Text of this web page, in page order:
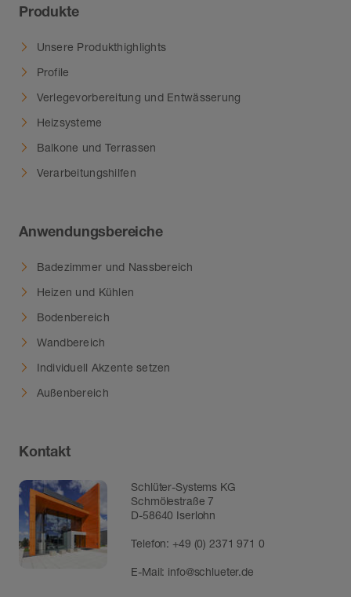
Produkte
Unsere Produkthighlights
Profile
Verlegevorbereitung und Entwässerung
Heizsysteme
Balkone und Terrassen
Verarbeitungshilfen
Anwendungsbereiche
Badezimmer und Nassbereich
Heizen und Kühlen
Bodenbereich
Wandbereich
Individuell Akzente setzen
Außenbereich
Kontakt
Schlüter-Systems KG
Schmölestraße 7
D-58640 Iserlohn
Telefon:+49 (0) 2371 971 0
E-Mail: info@schlueter.de